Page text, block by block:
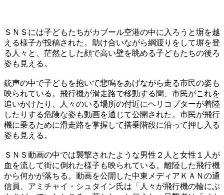
ＳＮＳには子どもたちがカブール空港の中に入ろうと塀を越
える様子が投稿された。助け合いながら綱渡りをして塀を登
る人々と、茫然とした顔で高い壁を眺める子どもたちの後ろ
姿も見える。
銃声の中で子どもを抱いて悲鳴をあげながら走る市民の姿も
映られている。飛行機が滑走路で移動する間、市民がこれを
追いかけたり、人々のいる場所の付近にヘリコプターが着陸
したりする危険な姿も動画を通じて公開された。市民が飛行
機に乗るために滑走路を掌握して搭乗階段に沿って押し入る
姿も見える。
ＳＮＳ動画の中では襲撃されたような男性２人と女性１人が
血を流して街に倒れた様子も映られている。離陸した飛行機
から何かが落ちる。動画を公開した中東メディアＫＡＮの通
信員、アミチャイ・シュタイン氏は「人々が飛行機の輪にぶ